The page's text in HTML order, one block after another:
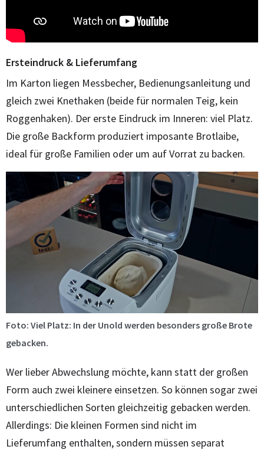
Ersteindruck & Lieferumfang
Im Karton liegen Messbecher, Bedienungsanleitung und
gleich zwei Knethaken (beide für normalen Teig, kein
Roggenhaken). Der erste Eindruck im Inneren: viel Platz.
Die große Backform produziert imposante Brotlaibe,
ideal für große Familien oder um auf Vorrat zu backen.
Foto: Viel Platz: In der Unold werden besonders große Brote
gebacken.
Wer lieber Abwechslung möchte, kann statt der großen
Form auch zwei kleinere einsetzen. So können sogar zwei
unterschiedlichen Sorten gleichzeitig gebacken werden.
Allerdings: Die kleinen Formen sind nicht im
Lieferumfang enthalten, sondern müssen separat